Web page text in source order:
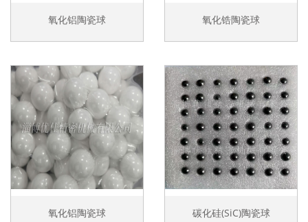
氧化铝陶瓷球 氧化锆陶瓷球
氧化铝陶瓷球 碳化硅(SiC)陶瓷球